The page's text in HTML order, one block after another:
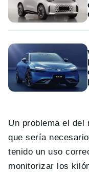
Un problema el
que sería
tenido un uso
monitorizar los